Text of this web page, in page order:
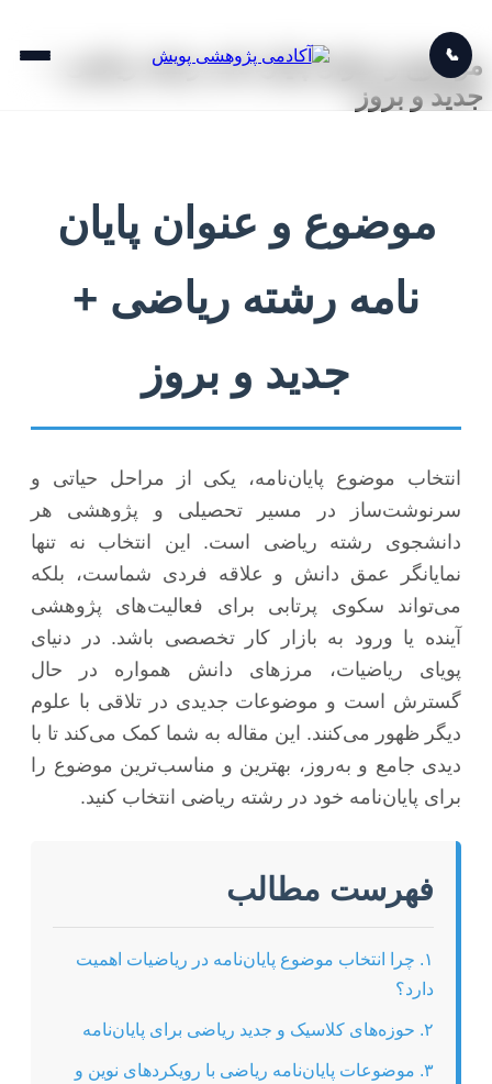
📞
موضوع و عنوان پایان نامه رشته ریاضی +
جدید و بروز
موضوع و عنوان پایان
نامه رشته ریاضی +
جدید و بروز
انتخاب موضوع پایان‌نامه، یکی از مراحل حیاتی و
سرنوشت‌ساز در مسیر تحصیلی و پژوهشی هر
دانشجوی رشته ریاضی است. این انتخاب نه تنها
نمایانگر عمق دانش و علاقه فردی شماست، بلکه
می‌تواند سکوی پرتابی برای فعالیت‌های پژوهشی
آینده یا ورود به بازار کار تخصصی باشد. در دنیای
پویای ریاضیات، مرزهای دانش همواره در حال
گسترش است و موضوعات جدیدی در تلاقی با علوم
دیگر ظهور می‌کنند. این مقاله به شما کمک می‌کند تا با
دیدی جامع و به‌روز، بهترین و مناسب‌ترین موضوع را
برای پایان‌نامه خود در رشته ریاضی انتخاب کنید.
فهرست مطالب
۱. چرا انتخاب موضوع پایان‌نامه در ریاضیات اهمیت
دارد؟
۲. حوزه‌های کلاسیک و جدید ریاضی برای پایان‌نامه
۳. موضوعات پایان‌نامه ریاضی با رویکردهای نوین و